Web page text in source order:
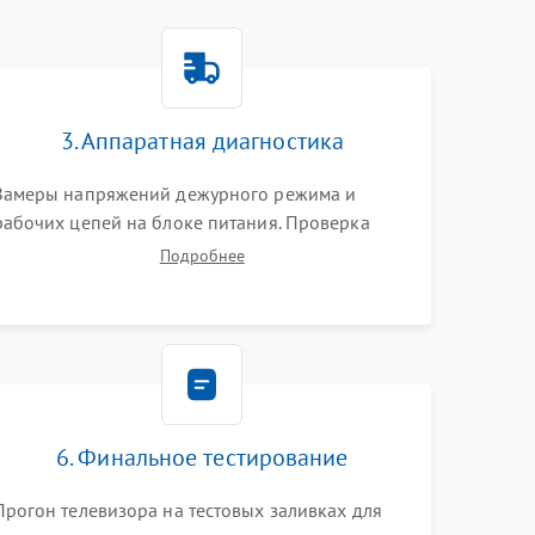
3. Аппаратная диагностика
напряжений дежурного режима и
цепей на блоке питания. Проверка
на плате T-Con с помощью
Подробнее
6. Финальное тестирование
телевизора на тестовых заливках для